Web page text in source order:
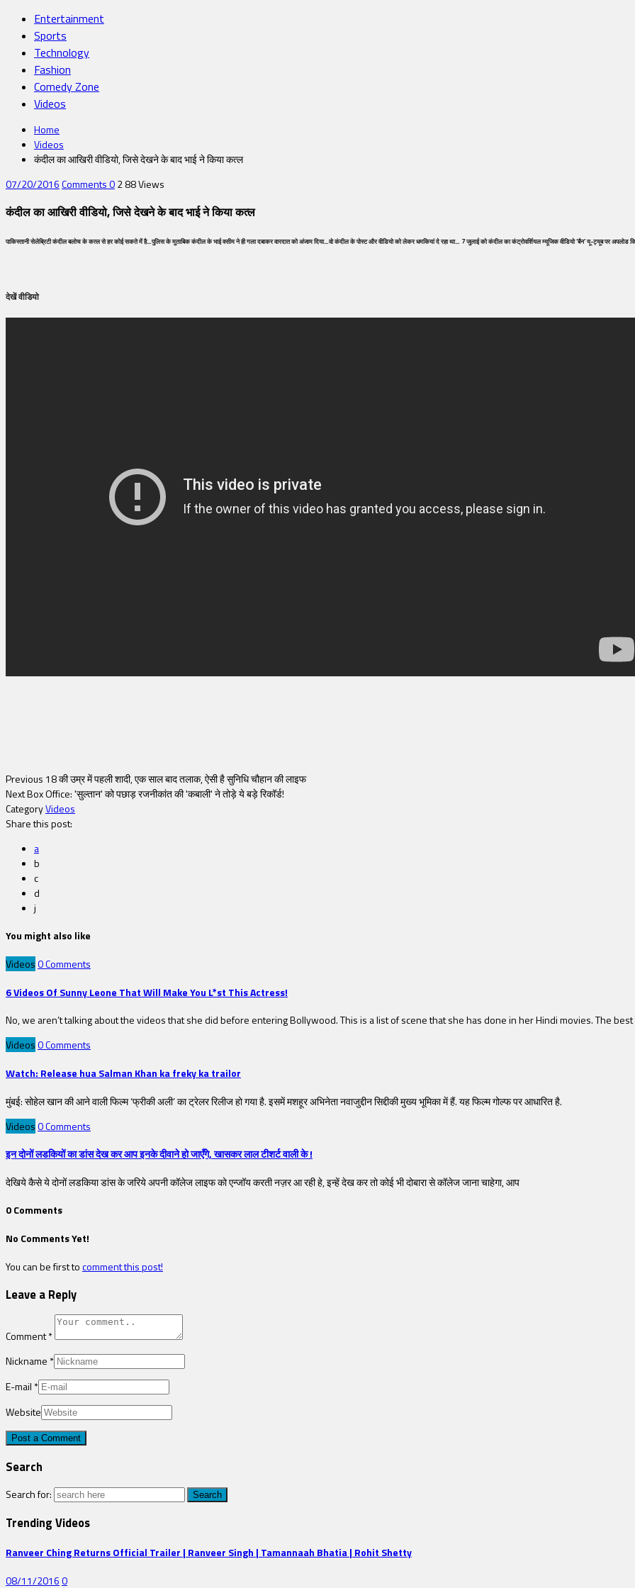
Entertainment
Sports
Technology
Fashion
Comedy Zone
Videos
Home
Videos
कंदील का आखिरी वीडियो, जिसे देखने के बाद भाई ने किया कत्ल
07/20/2016Comments 0288 Views
कंदील का आखिरी वीडियो, जिसे देखने के बाद भाई ने किया कत्ल
पाकिस्तानी सेलेब्रिटी कंदील बलोच के कत्ल से हर कोई सकते में है…पुलिस के मुताबिक कंदील के भाई वसीम ने ही गला दबाकर वारदात को अंजाम दिया…वो कंदील के पोस्ट और वीडियो को लेकर धमकियां दे रहा था… 7 जुलाई को कंदील का कंट्रोवर्शियल म्यूजिक वीडियो ‘बैन’ यू-ट्यूब पर अपलोड
देखें वीडियो
Previous 18 की उम्र में पहली शादी, एक साल बाद तलाक, ऐसी है सुनिधि चौहान की लाइफ
NextBox Office: 'सुल्तान' को पछाड़ रजनीकांत की 'कबाली' ने तोड़े ये बड़े रिकॉर्ड!
CategoryVideos
Share this post:
a
b
c
d
j
You might also like
Videos0 Comments
6 Videos Of Sunny Leone That Will Make You L*st This Actress!
No, we aren’t talking about the videos that she did before entering Bollywood. This is a list of scene that she has done in her Hindi movies. The best
Videos0 Comments
Watch: Release hua Salman Khan ka freky ka trailor
मुंबई: सोहेल खान की आने वाली फिल्म ‘फ्रीकी अली’ का ट्रेलर रिलीज हो गया है. इसमें मशहूर अभिनेता नवाजुद्दीन सिद्दीकी मुख्य भूमिका में हैं. यह फिल्म गोल्फ पर आधारित है.
Videos0 Comments
इन दोनों लडकियों का डांस देख कर आप इनके दीवाने हो जाएँगे, खासकर लाल टीशर्ट वाली के !
देखिये कैसे ये दोनों लडकिया डांस के जरिये अपनी कॉलेज लाइफ को एन्जॉय करती नज़र आ रही हे, इन्हें देख कर तो कोई भी दोबारा से कॉलेज जाना चाहेगा, आप
0 Comments
No Comments Yet!
You can be first tocomment this post!
Leave a Reply
Comment*
Nickname *
E-mail *
Website
Search
Search for:
Trending Videos
Ranveer Ching Returns Official Trailer | Ranveer Singh | Tamannaah Bhatia | Rohit Shetty
08/11/20160